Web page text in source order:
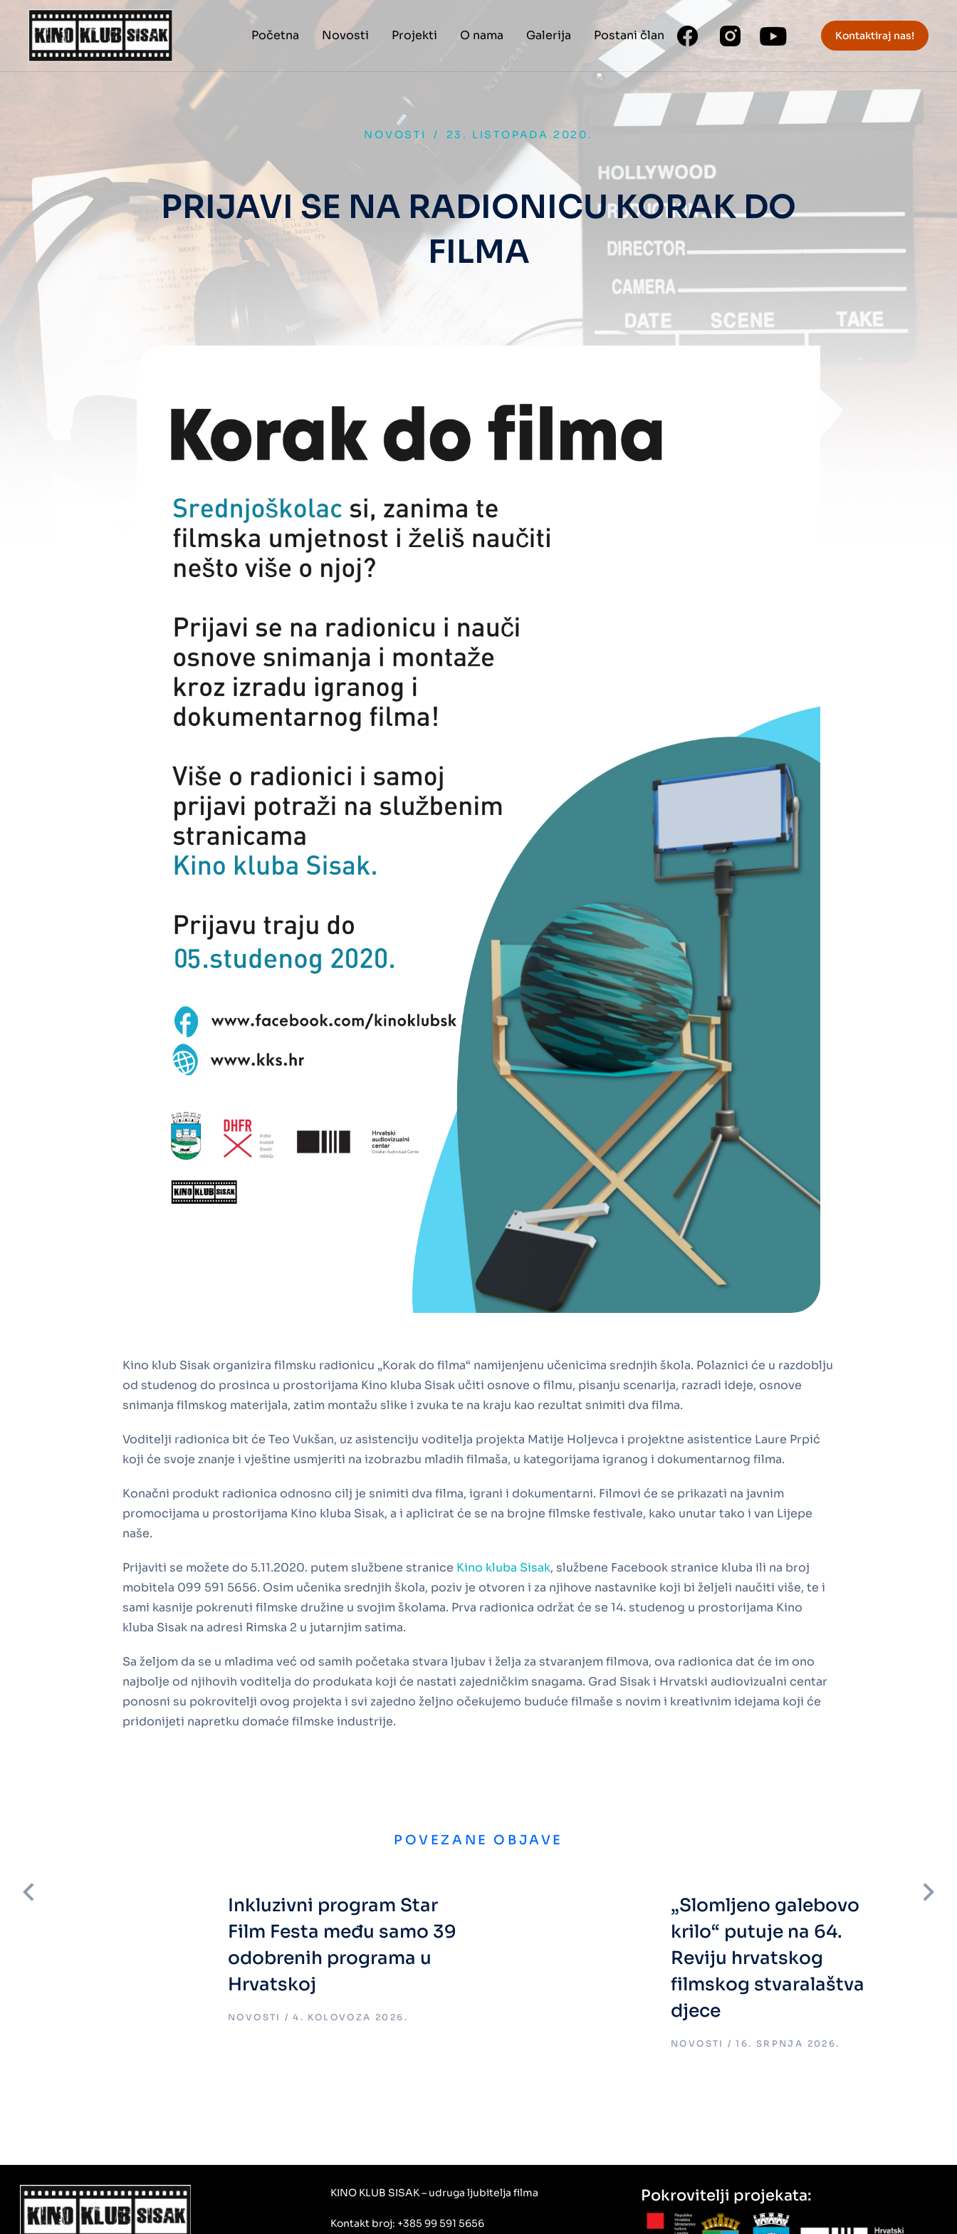
Početna Novosti Projekti O nama Galerija Postani član Kontaktiraj nas!
NOVOSTI / 23. LISTOPADA 2020.
PRIJAVI SE NA RADIONICU KORAK DO
FILMA
Kino klub Sisak organizira filmsku radionicu „Korak do filma“ namijenjenu učenicima srednjih škola. Polaznici će u razdoblju
od studenog do prosinca u prostorijama Kino kluba Sisak učiti osnove o filmu, pisanju scenarija, razradi ideje, osnove
snimanja filmskog materijala, zatim montažu slike i zvuka te na kraju kao rezultat snimiti dva filma.
Voditelji radionica bit će Teo Vukšan, uz asistenciju voditelja projekta Matije Holjevca i projektne asistentice Laure Prpić
koji će svoje znanje i vještine usmjeriti na izobrazbu mladih filmaša, u kategorijama igranog i dokumentarnog filma.
Konačni produkt radionica odnosno cilj je snimiti dva filma, igrani i dokumentarni. Filmovi će se prikazati na javnim
promocijama u prostorijama Kino kluba Sisak, a i aplicirat će se na brojne filmske festivale, kako unutar tako i van Lijepe
naše.
Prijaviti se možete do 5.11.2020. putem službene stranice Kino kluba Sisak, službene Facebook stranice kluba ili na broj
mobitela 099 591 5656. Osim učenika srednjih škola, poziv je otvoren i za njihove nastavnike koji bi željeli naučiti više, te i
sami kasnije pokrenuti filmske družine u svojim školama. Prva radionica održat će se 14. studenog u prostorijama Kino
kluba Sisak na adresi Rimska 2 u jutarnjim satima.
Sa željom da se u mladima već od samih početaka stvara ljubav i želja za stvaranjem filmova, ova radionica dat će im ono
najbolje od njihovih voditelja do produkata koji će nastati zajedničkim snagama. Grad Sisak i Hrvatski audiovizualni centar
ponosni su pokrovitelji ovog projekta i svi zajedno željno očekujemo buduće filmaše s novim i kreativnim idejama koji će
pridonijeti napretku domaće filmske industrije.
POVEZANE OBJAVE
Inkluzivni program Star
Film Festa među samo 39
odobrenih programa u
Hrvatskoj
NOVOSTI 4. KOLOVOZA 2026.
„Slomljeno galebovo
krilo“ putuje na 64.
Reviju hrvatskog
filmskog stvaralaštva
djece
NOVOSTI 16. SRPNJA 2026.
KINO KLUB SISAK – udruga ljubitelja filma
Kontakt broj: +385 99 591 5656
Pokrovitelji projekata: